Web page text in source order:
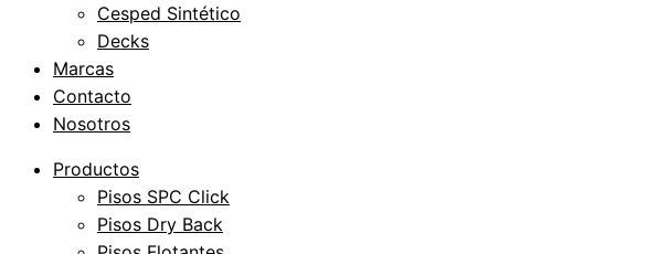
Cesped Sintético
Decks
Marcas
Contacto
Nosotros
Productos
Pisos SPC Click
Pisos Dry Back